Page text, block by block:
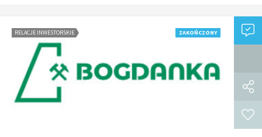
RELACJE INWESTORSKIE ZAKOŃCZONY